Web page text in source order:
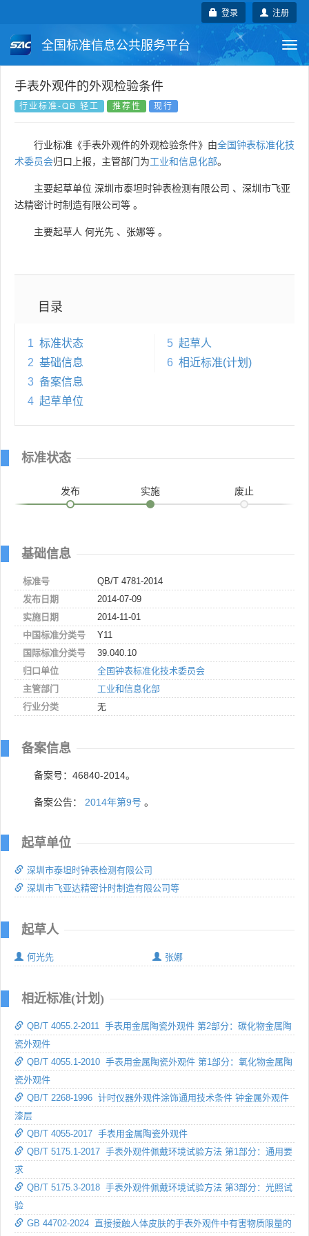
注册
登录
全国标准信息公共服务平台
国家标准 行业标准
国外标准 技术委员会
手表外观件的外观检验条件
行业标准-QB 轻工 推荐性 现行
行业标准《手表外观件的外观检验条件》由全国钟表标准化技
术委员会归口上报，主管部门为工业和信息化部。
主要起草单位 深圳市泰坦时钟表检测有限公司 、 深圳市飞亚
达精密计时制造有限公司等 。
主要起草人 何光先 、 张娜等 。
目录
1 标准状态
2 基础信息
3 备案信息
4 起草单位
5 起草人
6 相近标准(计划)
标准状态
发布 实施 废止
基础信息
标准号
QB/T 4781-2014
发布日期
2014-07-09
实施日期
2014-11-01
中国标准分类号
Y11
国际标准分类号
39.040.10
归口单位
全国钟表标准化技术委员会
主管部门
工业和信息化部
行业分类
无
备案信息
备案号：46840-2014。
备案公告： 2014年第9号 。
起草单位
深圳市泰坦时钟表检测有限公司
深圳市飞亚达精密计时制造有限公司等
起草人
何光先 张娜
相近标准(计划)
QB/T 4055.2-2011 手表用金属陶瓷外观件 第2部分：碳化物金属陶
瓷外观件
QB/T 4055.1-2010 手表用金属陶瓷外观件 第1部分：氧化物金属陶
瓷外观件
QB/T 2268-1996 计时仪器外观件涂饰通用技术条件 钟金属外观件
漆层
QB/T 4055-2017 手表用金属陶瓷外观件
QB/T 5175.1-2017 手表外观件佩戴环境试验方法 第1部分：通用要
求
QB/T 5175.3-2018 手表外观件佩戴环境试验方法 第3部分：光照试
验
GB 44702-2024 直接接触人体皮肤的手表外观件中有害物质限量的